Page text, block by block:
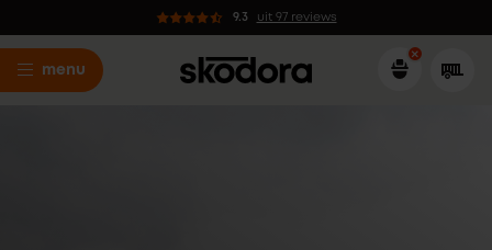
9.3 uit 97 reviews
menu